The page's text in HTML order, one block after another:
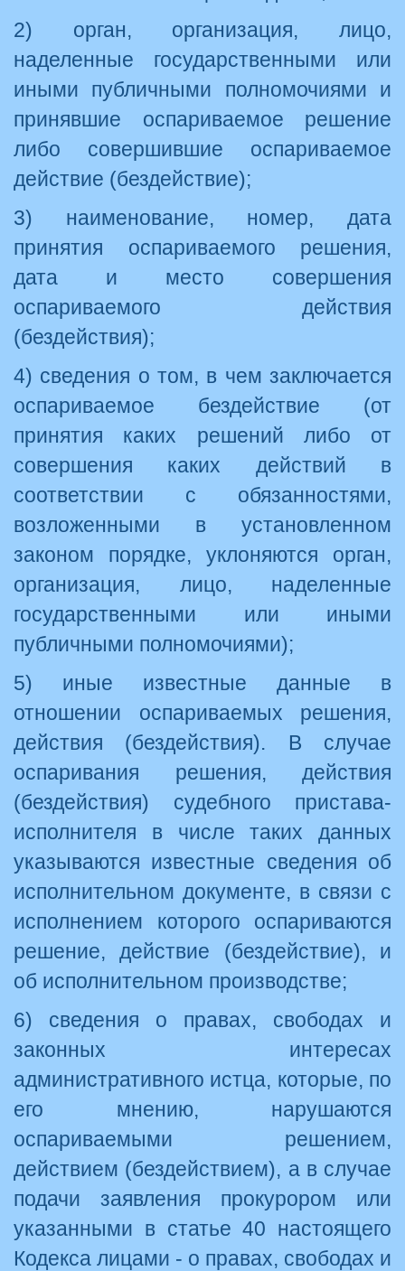
2) орган, организация, лицо,
наделенные государственными или
иными публичными полномочиями и
принявшие оспариваемое решение
либо совершившие оспариваемое
действие (бездействие);
3) наименование, номер, дата
принятия оспариваемого решения,
дата и место совершения
оспариваемого действия
(бездействия);
4) сведения о том, в чем заключается
оспариваемое бездействие (от
принятия каких решений либо от
совершения каких действий в
соответствии с обязанностями,
возложенными в установленном
законом порядке, уклоняются орган,
организация, лицо, наделенные
государственными или иными
публичными полномочиями);
5) иные известные данные в
отношении оспариваемых решения,
действия (бездействия). В случае
оспаривания решения, действия
(бездействия) судебного пристава-
исполнителя в числе таких данных
указываются известные сведения об
исполнительном документе, в связи с
исполнением которого оспариваются
решение, действие (бездействие), и
об исполнительном производстве;
6) сведения о правах, свободах и
законных интересах
административного истца, которые, по
его мнению, нарушаются
оспариваемыми решением,
действием (бездействием), а в случае
подачи заявления прокурором или
указанными в статье 40 настоящего
Кодекса лицами - о правах, свободах и